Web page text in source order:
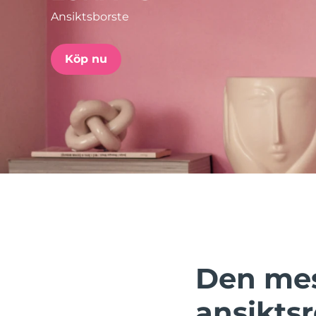
Ansiktsborste
Köp nu
Den
issa™ Teeth Whitening Set
FAQ™ Dual LED Panel
POPULÄR